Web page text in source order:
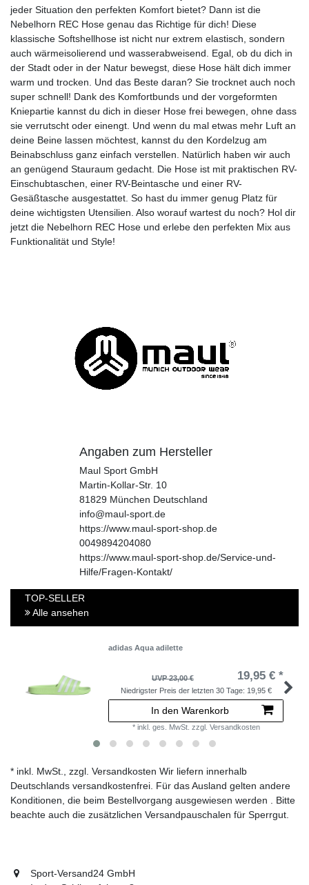
jeder Situation den perfekten Komfort bietet? Dann ist die
Nebelhorn REC Hose genau das Richtige für dich! Diese
klassische Softshellhose ist nicht nur extrem elastisch, sondern
auch wärmeisolierend und wasserabweisend. Egal, ob du dich in
der Stadt oder in der Natur bewegst, diese Hose hält dich immer
warm und trocken. Und das Beste daran? Sie trocknet auch noch
super schnell! Dank des Komfortbunds und der vorgeformten
Kniepartie kannst du dich in dieser Hose frei bewegen, ohne dass
sie verrutscht oder einengt. Und wenn du mal etwas mehr Luft an
deine Beine lassen möchtest, kannst du den Kordelzug am
Beinabschluss ganz einfach verstellen. Natürlich haben wir auch
an genügend Stauraum gedacht. Die Hose ist mit praktischen RV-
Einschubtaschen, einer RV-Beintasche und einer RV-
Gesäßtasche ausgestattet. So hast du immer genug Platz für
deine wichtigsten Utensilien. Also worauf wartest du noch? Hol dir
jetzt die Nebelhorn REC Hose und erlebe den perfekten Mix aus
Funktionalität und Style!
Angaben zum Hersteller
Maul Sport GmbH
Martin-Kollar-Str. 10
81829 München Deutschland
info@maul-sport.de
https://www.maul-sport-shop.de
0049894204080
https://www.maul-sport-shop.de/Service-und-
Hilfe/Fragen-Kontakt/
TOP-SELLER
Alle ansehen
adidas Aqua adilette
UVP 23,00 € 19,95 € *
Niedrigster Preis der letzten 30 Tage: 19,95 €
In den Warenkorb
* inkl. ges. MwSt. zzgl. Versandkosten
* inkl. MwSt., zzgl. Versandkosten Wir liefern innerhalb
Deutschlands versandkostenfrei. Für das Ausland gelten andere
Konditionen, die beim Bestellvorgang ausgewiesen werden . Bitte
beachte auch die zusätzlichen Versandpauschalen für Sperrgut.
Sport-Versand24 GmbH